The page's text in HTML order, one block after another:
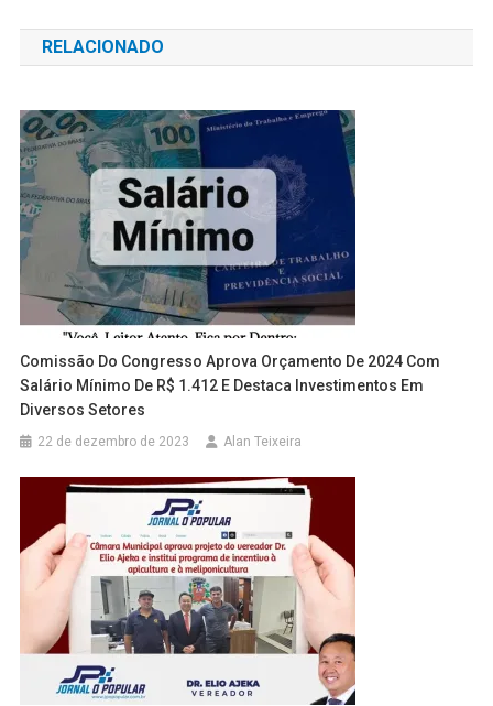
de
Post
RELACIONADO
Comissão Do Congresso Aprova Orçamento De 2024 Com
Salário Mínimo De R$ 1.412 E Destaca Investimentos Em
Diversos Setores
22 de dezembro de 2023 Alan Teixeira